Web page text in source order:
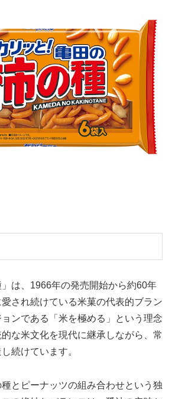
は、1966年の発売開始から約60年
され続けている米菓の代表的ブラン
ンである「米を極める」という理念
な米文化を現代に継承しながら、常
続けています。
とピーナッツの組み合わせという独